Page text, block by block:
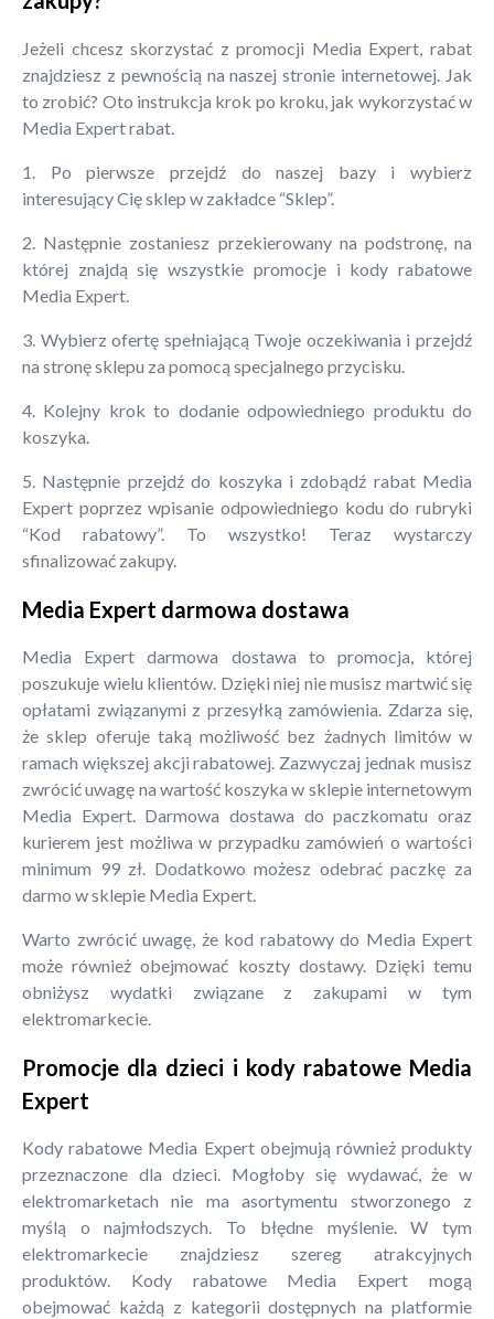
Jeżeli chcesz skorzystać z promocji Media Expert, rabat
znajdziesz z pewnością na naszej stronie internetowej. Jak
to zrobić? Oto instrukcja krok po kroku, jak wykorzystać w
Media Expert rabat.
1. Po pierwsze przejdź do naszej bazy i wybierz
interesujący Cię sklep w zakładce “Sklep”.
2. Następnie zostaniesz przekierowany na podstronę, na
której znajdą się wszystkie promocje i kody rabatowe
Media Expert.
3. Wybierz ofertę spełniającą Twoje oczekiwania i przejdź
na stronę sklepu za pomocą specjalnego przycisku.
4. Kolejny krok to dodanie odpowiedniego produktu do
koszyka.
5. Następnie przejdź do koszyka i zdobądź rabat Media
Expert poprzez wpisanie odpowiedniego kodu do rubryki
“Kod rabatowy”. To wszystko! Teraz wystarczy
sfinalizować zakupy.
Media Expert darmowa dostawa
Media Expert darmowa dostawa to promocja, której
poszukuje wielu klientów. Dzięki niej nie musisz martwić się
opłatami związanymi z przesyłką zamówienia. Zdarza się,
że sklep oferuje taką możliwość bez żadnych limitów w
ramach większej akcji rabatowej. Zazwyczaj jednak musisz
zwrócić uwagę na wartość koszyka w sklepie internetowym
Media Expert. Darmowa dostawa do paczkomatu oraz
kurierem jest możliwa w przypadku zamówień o wartości
minimum 99 zł. Dodatkowo możesz odebrać paczkę za
darmo w sklepie Media Expert.
Warto zwrócić uwagę, że kod rabatowy do Media Expert
może również obejmować koszty dostawy. Dzięki temu
obniżysz wydatki związane z zakupami w tym
elektromarkecie.
Promocje dla dzieci i kody rabatowe Media
Expert
Kody rabatowe Media Expert obejmują również produkty
przeznaczone dla dzieci. Mogłoby się wydawać, że w
elektromarketach nie ma asortymentu stworzonego z
myślą o najmłodszych. To błędne myślenie. W tym
elektromarkecie znajdziesz szereg atrakcyjnych
produktów. Kody rabatowe Media Expert mogą
obejmować każdą z kategorii dostępnych na platformie